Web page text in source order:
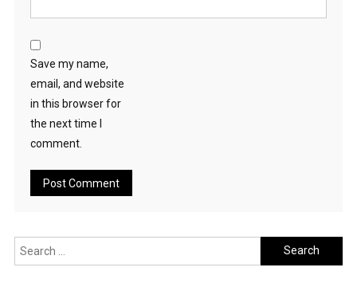
Save my name,
email, and website
in this browser for
the next time I
comment.
Search
for: